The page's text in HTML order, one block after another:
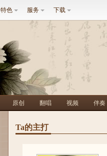
特色 服务 下载
原创 翻唱 视频 伴奏
Ta的主打